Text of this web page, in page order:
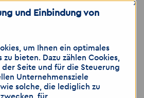
0172 - 7949885
0371 - 481962423
und Einbindung von
×
um Ihnen ein optimales
bieten. Dazu zählen Cookies,
Seite und für die Steuerung
Unternehmensziele
solche, die lediglich zu
für